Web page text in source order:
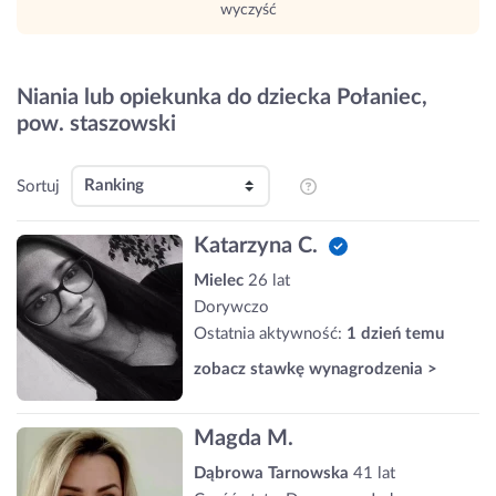
wyczyść
Niania lub opiekunka do dziecka Połaniec,
pow. staszowski
Sortuj
Katarzyna C.
Mielec 26 lat
Dorywczo
Ostatnia aktywność: 1 dzień temu
zobacz stawkę wynagrodzenia >
Magda M.
Dąbrowa Tarnowska 41 lat